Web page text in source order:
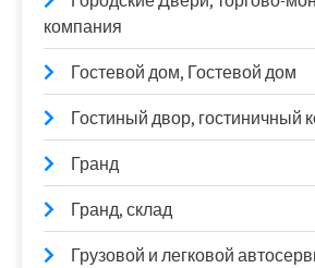
компания
Гостевой дом, Гостевой дом
Гостиный двор, гостиничный
Гранд
Гранд, склад
Грузовой и легковой